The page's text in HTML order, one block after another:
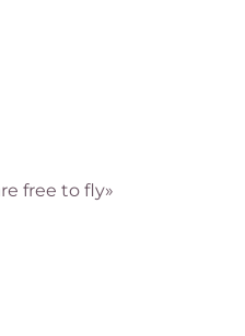
free to fly»